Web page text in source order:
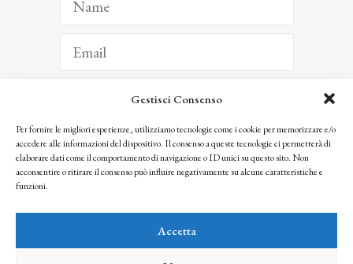
Gestisci Consenso
Per fornire le migliori esperienze, utilizziamo tecnologie come i cookie per memorizzare e/o
accedere alle informazioni del dispositivo. Il consenso a queste tecnologie ci permetterà di
elaborare dati come il comportamento di navigazione o ID unici su questo sito. Non
acconsentire o ritirare il consenso può influire negativamente su alcune caratteristiche e
funzioni.
Accetta
ISCRIVITI
Facendo clic per iscriverti, riconosci che le tue informazioni saranno trattate
seguendo la nostra Privacy Policy
© 2025 Istituto Matteucci. All right reserved
l’autorizzazione scritta dei proprietari dei diritti e dell’Istituto Matteucci